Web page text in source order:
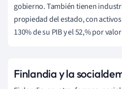
gobierno. También tienen
propiedad del estado, con
130% de su PIB y el 52,% por
Finlandia y la